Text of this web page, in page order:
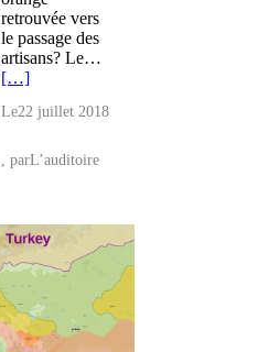
retrouvée vers
le passage des
artisans? Le…
[…]
Le22 juillet 2018
, parL’auditoire